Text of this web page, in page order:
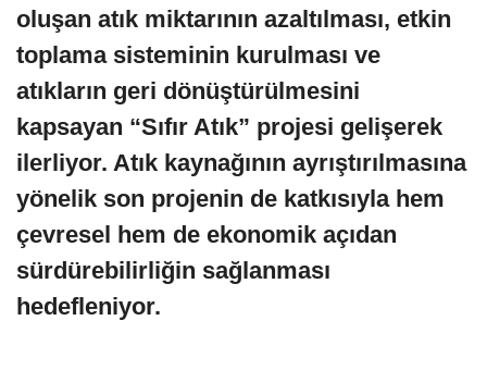
oluşan atık miktarının azaltılması, etkin
toplama sisteminin kurulması ve
atıkların geri dönüştürülmesini
kapsayan “Sıfır Atık” projesi gelişerek
ilerliyor. Atık kaynağının ayrıştırılmasına
yönelik son projenin de katkısıyla hem
çevresel hem de ekonomik açıdan
sürdürebilirliğin sağlanması
hedefleniyor.